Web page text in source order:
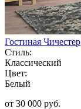
Гостиная Чичестер
Стиль:
Классический
Цвет:
Белый
от 30 000 руб.